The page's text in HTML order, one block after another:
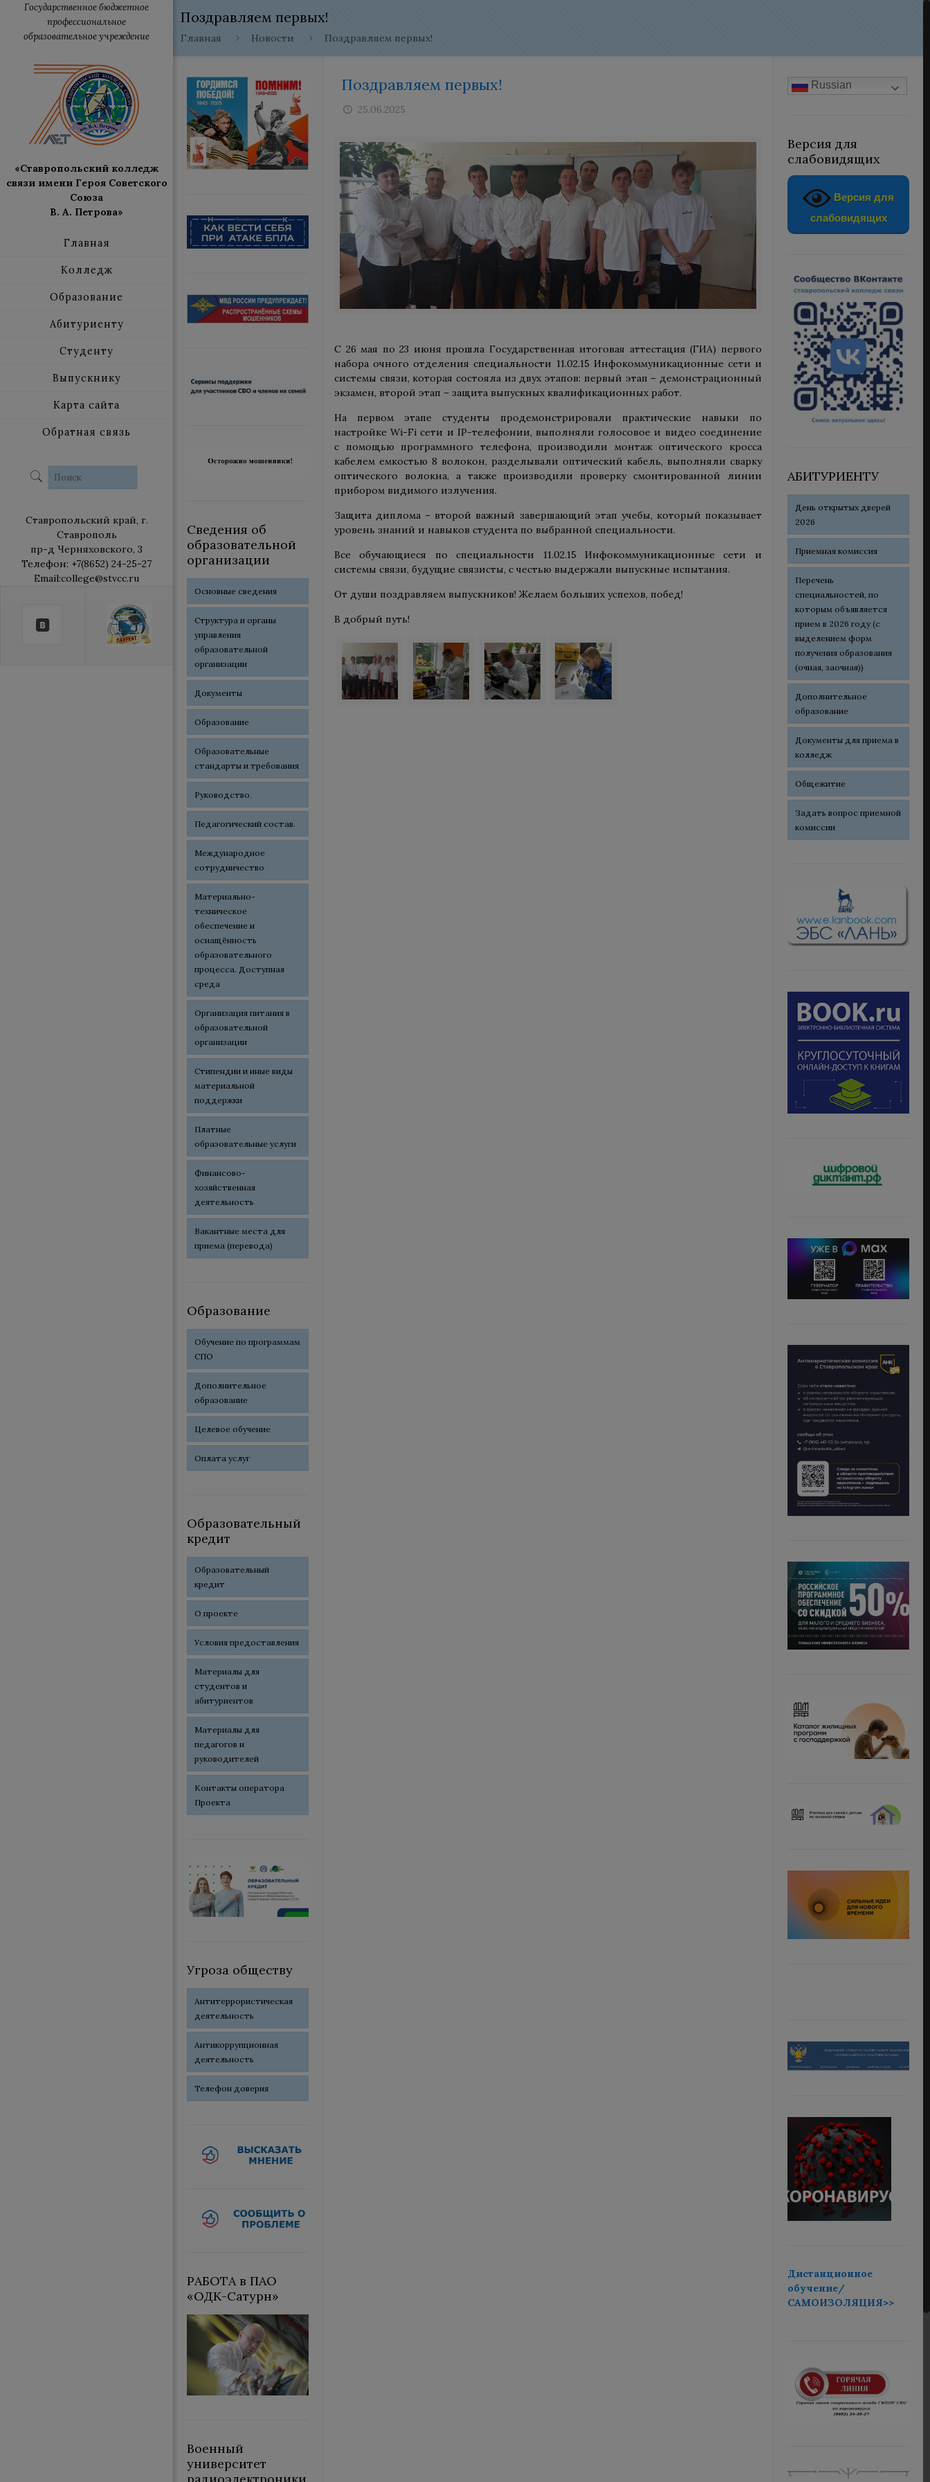
Государственное бюджетное
профессиональное
образовательное учреждение
«Ставропольский колледж
связи имени Героя Советского
Союза
В. А. Петрова»
Главная
Колледж
Образование
Абитуриенту
Студенту
Выпускнику
Карта сайта
Обратная связь
Ставропольский край, г.
Ставрополь
пр-д Черняховского, 3
Телефон: +7(8652) 24-25-27
Email:college@stvcc.ru
Поздравляем первых!
Главная Новости Поздравляем первых!
Поздравляем первых!
25.06.2025
С 26 мая по 23 июня прошла Государственная итоговая аттестация (ГИА) первого
набора очного отделения специальности 11.02.15 Инфокоммуникационные сети и
системы связи, которая состояла из двух этапов: первый этап – демонстрационный
экзамен, второй этап – защита выпускных квалификационных работ.
На первом этапе студенты продемонстрировали практические навыки по
настройке Wi-Fi сети и IP-телефонии, выполняли голосовое и видео соединение
с помощью программного телефона, производили монтаж оптического кросса
кабелем емкостью 8 волокон, разделывали оптический кабель, выполняли сварку
оптического волокна, а также производили проверку смонтированной линии
прибором видимого излучения.
Защита диплома – второй важный завершающий этап учебы, который показывает
уровень знаний и навыков студента по выбранной специальности.
Все обучающиеся по специальности 11.02.15 Инфокоммуникационные сети и
системы связи, будущие связисты, с честью выдержали выпускные испытания.
От души поздравляем выпускников! Желаем больших успехов, побед!
В добрый путь!
Сведения об
образовательной
организации
Основные сведения
Структура и органы
управления
образовательной
организации
Документы
Образование
Образовательные
стандарты и требования
Руководство.
Педагогический состав.
Международное
сотрудничество
Материально-
техническое
обеспечение и
оснащённость
образовательного
процесса. Доступная
среда
Организация питания в
образовательной
организации
Стипендии и иные виды
материальной
поддержки
Платные
образовательные услуги
Финансово-
хозяйственная
деятельность
Вакантные места для
приема (перевода)
Образование
Обучение по программам
СПО
Дополнительное
образование
Целевое обучение
Оплата услуг
Образовательный
кредит
Образовательный
кредит
О проекте
Условия предоставления
Материалы для
студентов и
абитуриентов
Материалы для
педагогов и
руководителей
Контакты оператора
Проекта
Угроза обществу
Антитеррористическая
деятельность
Антикоррупционная
деятельность
Телефон доверия
РАБОТА в ПАО
«ОДК-Сатурн»
Военный
университет
Russian
Версия для
слабовидящих
Версия для
слабовидящих
АБИТУРИЕНТУ
День открытых дверей
2026
Приемная комиссия
Перечень
специальностей, по
которым объявляется
прием в 2026 году (с
выделением форм
получения образования
(очная, заочная))
Дополнительное
образование
Документы для приема в
колледж
Общежитие
Задать вопрос приемной
комиссии
Дистанционное
обучение/
САМОИЗОЛЯЦИЯ>>